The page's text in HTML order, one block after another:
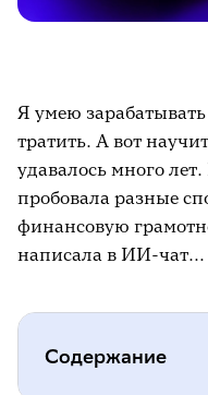
Я умею
тратить. А вот
удавалось много
пробовала разные
финансовую
написала в ИИ-чат…
Содержание